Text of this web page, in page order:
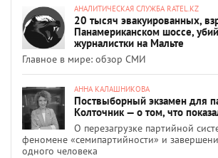
АНАЛИТИЧЕСКАЯ СЛУЖБА RATEL.KZ
20 тысяч эвакуированных,
Панамериканском шоссе,
журналистки на Мальте
Главное в мире: обзор СМИ
АННА КАЛАШНИКОВА
Поствыборный экзамен для
Колточник — о том, что
О перезагрузке партийной
феномене «семипартийности» и
одного человека